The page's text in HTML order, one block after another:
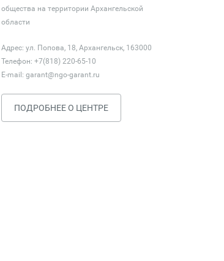
общества на территории Архангельской
области
Адрес: ул. Попова, 18, Архангельск, 163000
Телефон: +7(818) 220-65-10
E-mail: garant@ngo-garant.ru
ПОДРОБНЕЕ О ЦЕНТРЕ